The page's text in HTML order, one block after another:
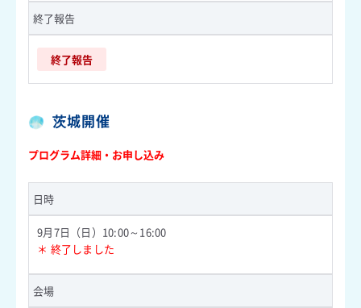
終了報告
終了報告
茨城開催
プログラム詳細・お申し込み
日時
9月7日（日）10:00～16:00
＊ 終了しました
会場